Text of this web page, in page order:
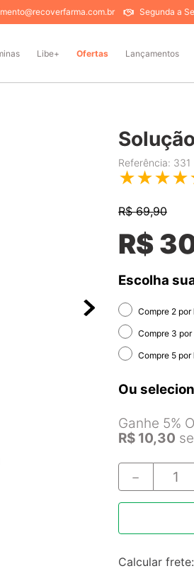
Segunda a
Libe+ Ofertas Lançamentos
Referência: 331
★★★★
R$69,90
R$
Escolha
Compre 2 por
Compre 3 por
Compre 5 por
Ou
Ganhe 5%
R$ 10,30
－